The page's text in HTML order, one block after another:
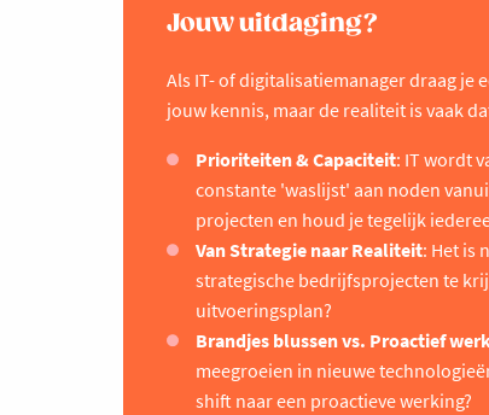
Jouw uitdaging?
Als IT- of digitalisatiemanager draag je
jouw kennis, maar de realiteit is vaak
Prioriteiten & Capaciteit: IT wordt
constante 'waslijst' aan noden
projecten en houd je tegelijk
Van Strategie naar Realiteit: Het is
strategische bedrijfsprojecten te
uitvoeringsplan?
Brandjes blussen vs. Proactief
meegroeien in nieuwe
shift naar een proactieve werking?